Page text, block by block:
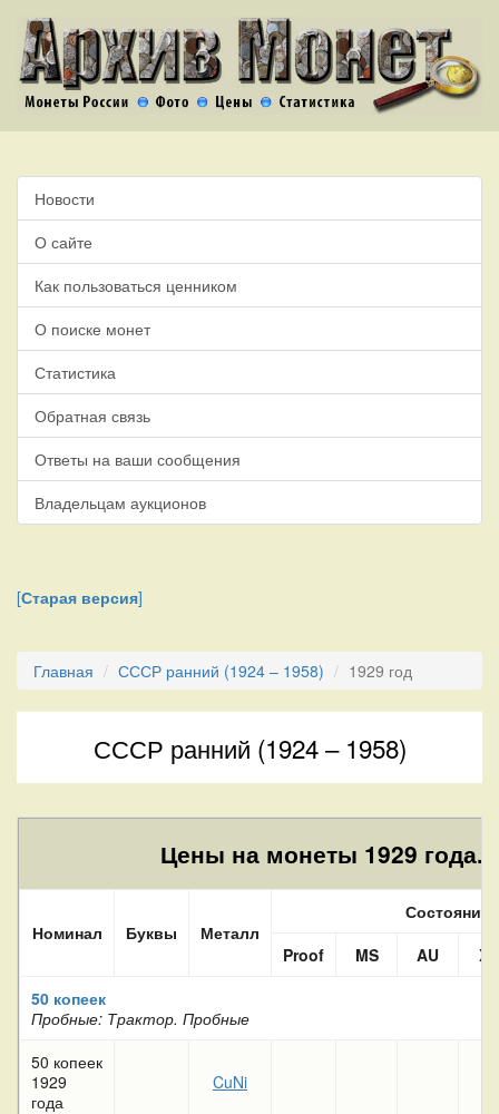
Новости
О сайте
Как пользоваться ценником
О поиске монет
Статистика
Обратная связь
Ответы на ваши сообщения
Владельцам аукционов
[Старая версия]
Главная СССР ранний (1924 – 1958) 1929 год
СССР ранний (1924 – 1958)
Цены на монеты 1929 года.
Номинал Буквы Металл
Состояние
Proof
MS AU
XF
50 копеек
Пробные: Трактор. Пробные
50 копеек
1929
года
CuNi